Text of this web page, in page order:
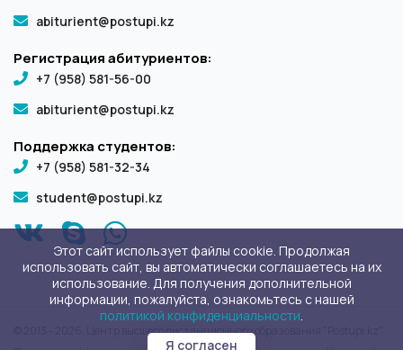
abiturient@postupi.kz
Регистрация абитуриентов:
+7 (958) 581-56-00
abiturient@postupi.kz
Поддержка студентов:
+7 (958) 581-32-34
student@postupi.kz
© 2013 - 2026. Центр высшего дистанционного образования "Postupi.kz"
Этот сайт использует файлы cookie. Продолжая
использовать сайт, вы автоматически соглашаетесь на их
использование. Для получения дополнительной
информации, пожалуйста, ознакомьтесь с нашей
политикой конфиденциальности.
Я согласен